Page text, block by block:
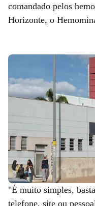
comandado pelos
Horizonte, o
"É muito simples,
telefone, site ou